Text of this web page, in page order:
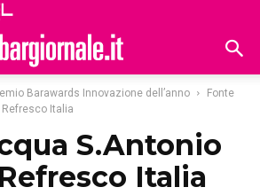
Barawards Innovazione dell’anno
Fonte
Italia
S.Antonio
Italia